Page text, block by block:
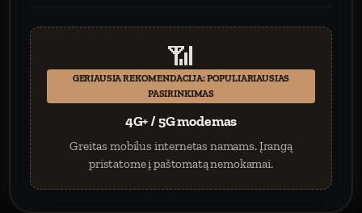
📶
GERIAUSIA REKOMENDACIJA: POPULIARIAUSIAS
PASIRINKIMAS
4G+ / 5G modemas
Greitas mobilus internetas namams. Įrangą
pristatome į paštomatą nemokamai.